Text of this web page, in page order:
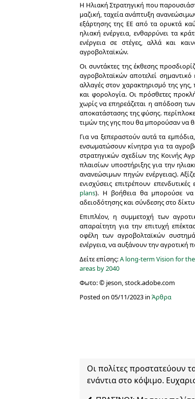
Η Ηλιακή Στρατηγική που
μαζική, ταχεία ανάπτυξη
εξάρτησης της ΕΕ από τα ορυκτά
ηλιακή ενέργεια, ενθαρρύνει τα
ενέργεια σε στέγες, αλλά και
αγροβολταϊκών.
Οι συντάκτες της έκθεσης
αγροβολταϊκών αποτελεί
αλλαγές στον χαρακτηρισμό της
και φορολογία. Οι πρόσθετες
χωρίς να επηρεάζεται η απόδοση
αποκατάστασης της φύσης.
τιμών της γης που θα μπορούσαν να
Για να ξεπεραστούν αυτά τα
ενσωματώσουν κίνητρα για τα
στρατηγικών σχεδίων της Κοινής
πλαισίων υποστήριξης για την
ανανεώσιμων πηγών ενέργειας).
ενισχύσεις επιτρέπουν
plans). Η βοήθεια θα μπορούσε να
αδειοδότησης και σύνδεσης στο
Επιπλέον, η συμμετοχή των
απαραίτητη για την επιτυχή
οφέλη των αγροβολταϊκών
ενέργεια, να αυξάνουν την
Δείτε επίσης:A long-term Vision for
areas by 2040
Φωτο: © jeson, stock.adobe.com
Posted on 05/11/2023 in Άρθρα
Οι πολίτες προστατεύουν
ενάντια στο κόψιμο.